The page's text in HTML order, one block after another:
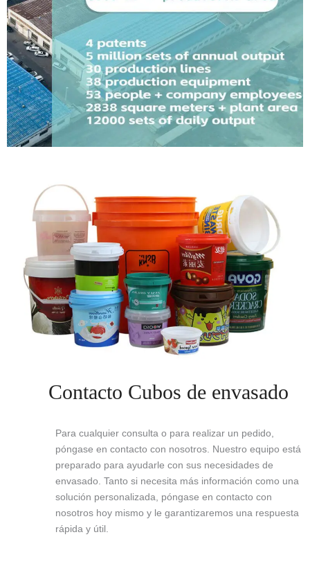
Contacto Cubos de envasado
Para cualquier consulta o para realizar un pedido,
póngase en contacto con nosotros. Nuestro equipo está
preparado para ayudarle con sus necesidades de
envasado. Tanto si necesita más información como una
solución personalizada, póngase en contacto con
nosotros hoy mismo y le garantizaremos una respuesta
rápida y útil.